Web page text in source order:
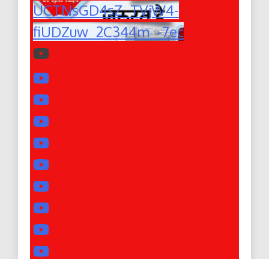
UCTNsGD4sZ_TVjW4-
fiUDZuw_2C344m_-7ec